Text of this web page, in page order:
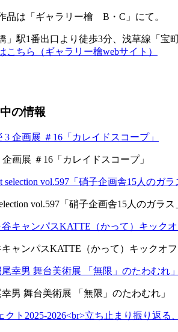
品は「ギャラリー檜 B・C」にて。
」駅1番出口より徒歩3分、浅草線「宝
こちら（ギャラリー檜webサイト）
の情報
企画展 ＃16「カレイドスコープ」
vol.597「硝子企画舎15人のガラス
キャンパスKATTE（かって）キックオ
男 舞台美術展 「無限」のたわむれ」